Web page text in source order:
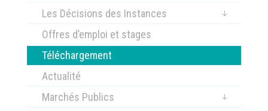
Les Décisions des Instances
Offres d’emploi et stages
Téléchargement
Actualité
Marchés Publics